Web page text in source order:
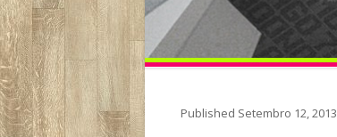
Published Setembro 12, 2013